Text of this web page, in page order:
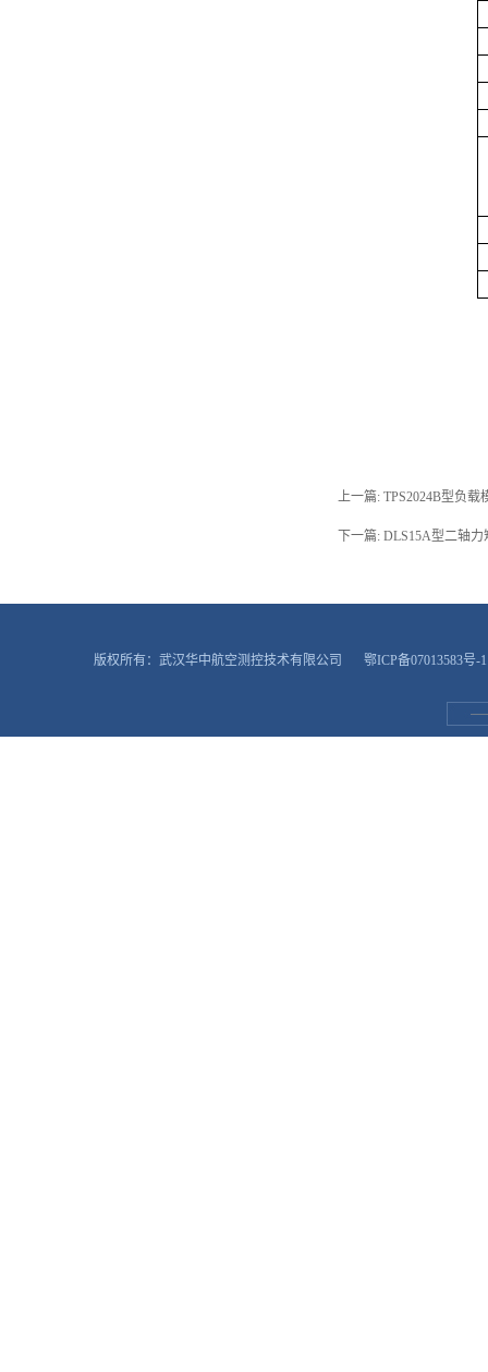
上一篇: TPS2024B型负载
下一篇: DLS15A型二轴力
版权所有：武汉华中航空测控技术有限公司 鄂ICP备07013583号-1